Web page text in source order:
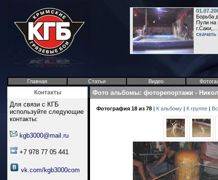
Борьба
Пули на
г.Саки,...
Главная Статьи Видео
Контакты
Для связи с КГБ
используйте следующие
контакты:
kgb3000@mail.ru
+7 978 77 05 441
vk.com/kgb3000com
Фото альбомы: фоторепортажи -
Фотография 18 из 78 | К альбому | К группе |